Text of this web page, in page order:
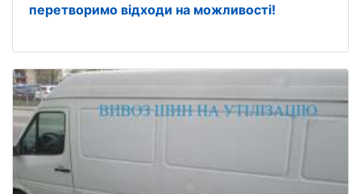
перетворимо відходи на можливості!